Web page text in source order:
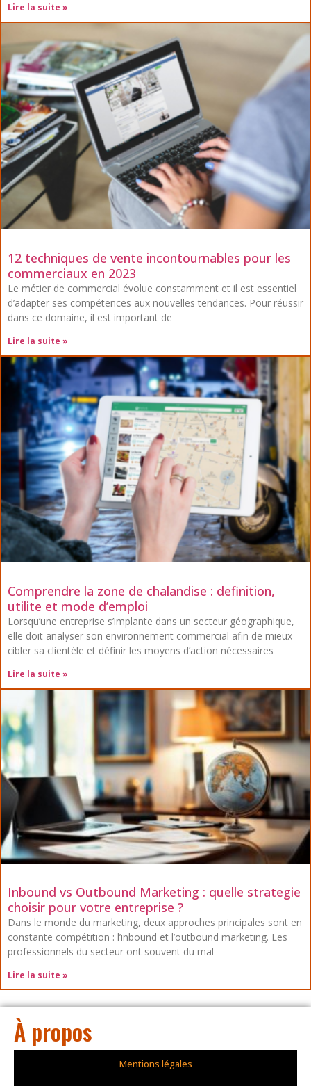
Lire la suite »
12 techniques de vente incontournables pour les
commerciaux en 2023
Le métier de commercial évolue constamment et il est essentiel
d’adapter ses compétences aux nouvelles tendances. Pour réussir
dans ce domaine, il est important de
Lire la suite »
Comprendre la zone de chalandise : definition,
utilite et mode d’emploi
Lorsqu’une entreprise s’implante dans un secteur géographique,
elle doit analyser son environnement commercial afin de mieux
cibler sa clientèle et définir les moyens d’action nécessaires
Lire la suite »
Inbound vs Outbound Marketing : quelle strategie
choisir pour votre entreprise ?
Dans le monde du marketing, deux approches principales sont en
constante compétition : l’inbound et l’outbound marketing. Les
professionnels du secteur ont souvent du mal
Lire la suite »
À propos
Mentions légales